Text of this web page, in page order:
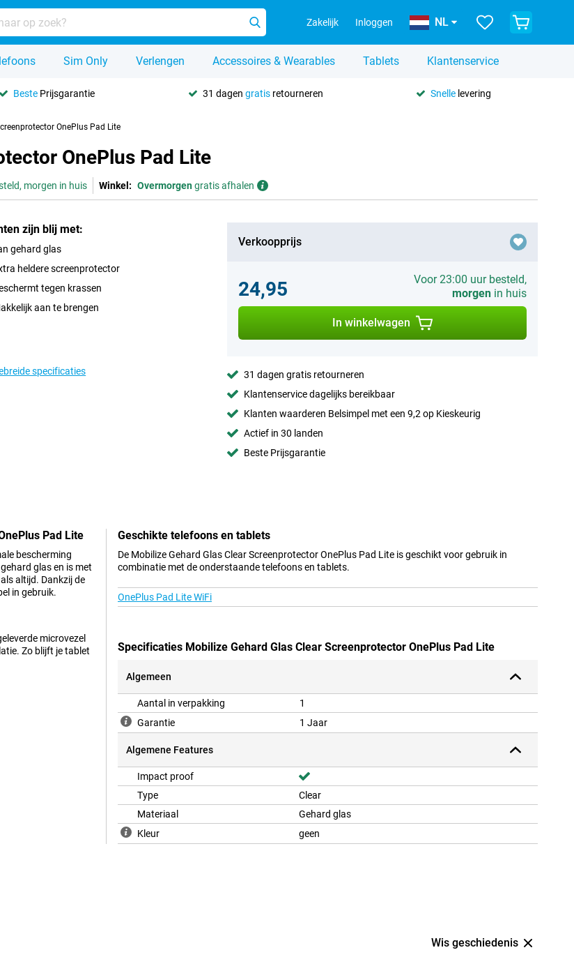
Zakelijk Inloggen NL
Sim Only Verlengen Accessoires & Wearables Tablets Klantenservice
Beste Prijsgarantie 31 dagen gratisretourneren Snellelevering
OnePlus Pad Lite
OnePlus Pad Lite
morgen in huis Winkel: Overmorgengratis afhalen
zijn blij met:
gehard glas
heldere screenprotector
tegen krassen
aan te brengen
specificaties
Verkoopprijs
24,95
Voor 23:00 uur besteld,
morgenin huis
In winkelwagen
31 dagen gratis retourneren
Klantenservice dagelijks bereikbaar
Klanten waarderen Belsimpel met een 9,2 op Kieskeurig
Actief in 30 landen
Beste Prijsgarantie
Pad Lite
bescherming
glas en is met
altijd. Dankzij de
in gebruik.
microvezel
Zo blijft je tablet
Geschikte telefoons en tablets
De Mobilize Gehard Glas Clear Screenprotector OnePlus Pad Lite is geschikt voor gebruik in
combinatie met de onderstaande telefoons en tablets.
OnePlus Pad Lite WiFi
Specificaties Mobilize Gehard Glas Clear Screenprotector OnePlus Pad Lite
Algemeen
Aantal in verpakking
1
Garantie
1 Jaar
Algemene Features
Impact proof
Type
Clear
Materiaal
Gehard glas
Kleur
geen
Wis geschiedenis